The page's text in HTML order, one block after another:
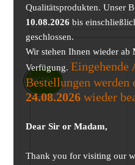
Qualitätsprodukten. Unser
10.08.2026 bis
geschlossen.
Wir stehen Ihnen wieder ab
Verfügung. Eingehende
Bestellungen werden
24.08.2026 wieder
Dear Sir or Madam,
Thank you for visiting our
ANGEBOT!